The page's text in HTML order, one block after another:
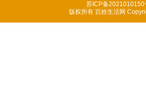
苏ICP备2021010150
版权所有 百姓生活网